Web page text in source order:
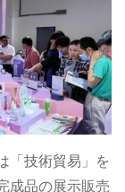
「技術貿易」を
成品の展示販売